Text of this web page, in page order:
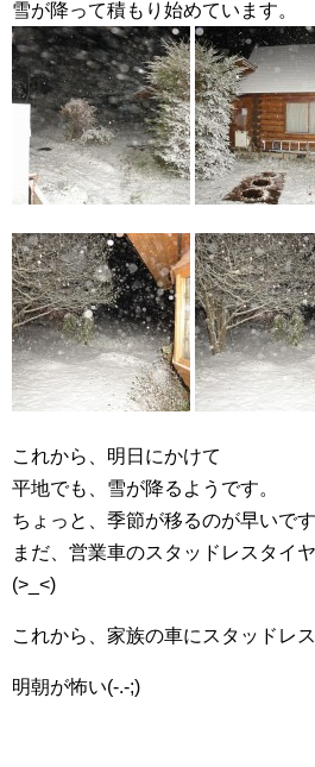
雪が降って積もり始めています。
これから、明日にかけて
平地でも、雪が降るようです。
ちょっと、季節が移るのが早いです
まだ、営業車のスタッドレスタイ
(>_<)
これから、家族の車にスタッドレ
明朝が怖い(-.-;)